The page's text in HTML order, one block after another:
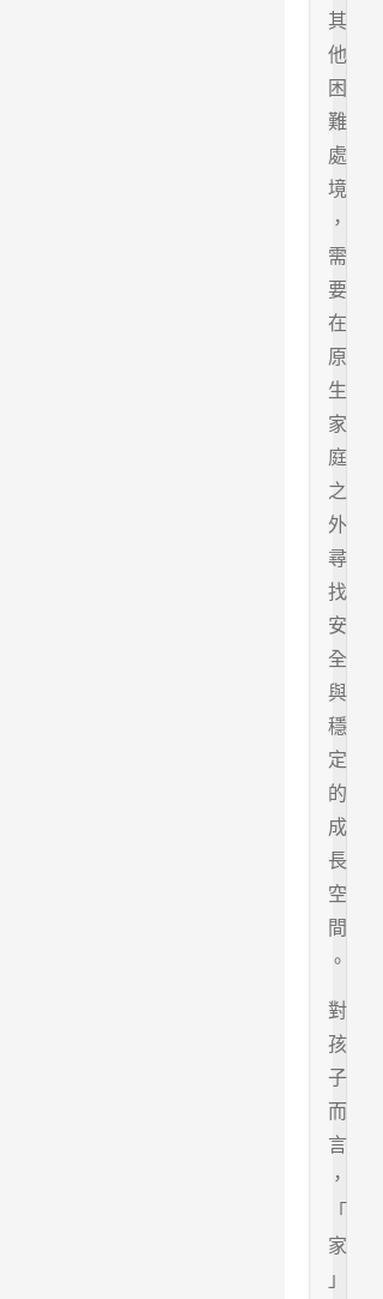
其
他
困
難
處
境
，
需
要
在
原
生
家
庭
之
外
尋
找
安
全
與
穩
定
的
成
長
空
間
。
對
孩
子
而
言
，
「
家
」